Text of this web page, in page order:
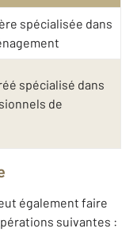
spécialisée dans
spécialisé dans
de
également faire
suivantes :